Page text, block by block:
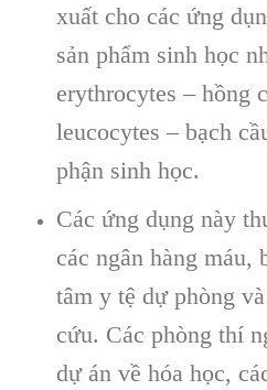
xuất cho các ứng
sản phẩm sinh học
erythrocytes – hồng
leucocytes – bạch
phận sinh học.
Các ứng dụng này
các ngân hàng máu,
tâm y tệ dự phòng
cứu. Các phòng thí
dự án về hóa học,